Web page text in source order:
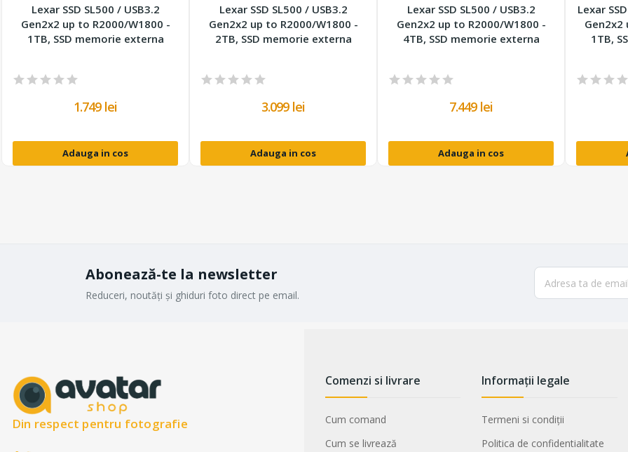
Lexar SSD SL500 / USB3.2
Gen2x2 up to R2000/W1800 -
1TB, SSD memorie externa
1.749 lei
Adauga in cos
Lexar SSD SL500 / USB3.2
Gen2x2 up to R2000/W1800 -
2TB, SSD memorie externa
3.099 lei
Adauga in cos
Lexar SSD SL500 / USB3.2
Gen2x2 up to R2000/W1800 -
4TB, SSD memorie externa
7.449 lei
Adauga in cos
Lexar
Gen2x2
1TB,
Abonează-te la newsletter
Reduceri, noutăți și ghiduri foto direct pe email.
Din respect pentru fotografie
Comenzi si livrare
Cum comand
Cum se livrează
Informații legale
Termeni si condiții
Politica de confidentialitate